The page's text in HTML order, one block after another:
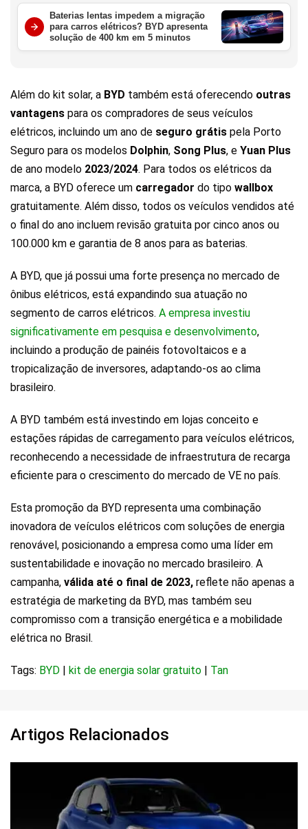
Baterias lentas impedem a migração
para carros elétricos? BYD apresenta
solução de 400 km em 5 minutos
Além do kit solar, a BYD também está oferecendo outras
vantagens para os compradores de seus veículos
elétricos, incluindo um ano de seguro grátis pela Porto
Seguro para os modelos Dolphin, Song Plus, e Yuan Plus
de ano modelo 2023/2024. Para todos os elétricos da
marca, a BYD oferece um carregador do tipo wallbox
gratuitamente. Além disso, todos os veículos vendidos até
o final do ano incluem revisão gratuita por cinco anos ou
100.000 km e garantia de 8 anos para as baterias.
A BYD, que já possui uma forte presença no mercado de
ônibus elétricos, está expandindo sua atuação no
segmento de carros elétricos. A empresa investiu
significativamente em pesquisa e desenvolvimento,
incluindo a produção de painéis fotovoltaicos e a
tropicalização de inversores, adaptando-os ao clima
brasileiro.
A BYD também está investindo em lojas conceito e
estações rápidas de carregamento para veículos elétricos,
reconhecendo a necessidade de infraestrutura de recarga
eficiente para o crescimento do mercado de VE no país.
Esta promoção da BYD representa uma combinação
inovadora de veículos elétricos com soluções de energia
renovável, posicionando a empresa como uma líder em
sustentabilidade e inovação no mercado brasileiro. A
campanha, válida até o final de 2023, reflete não apenas a
estratégia de marketing da BYD, mas também seu
compromisso com a transição energética e a mobilidade
elétrica no Brasil.
Tags: BYD kit de energia solar gratuito Tan
Artigos Relacionados